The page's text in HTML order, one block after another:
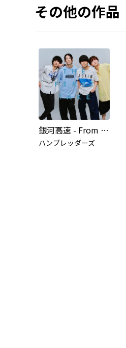
その他の作品
銀河高速 - From THE FIRST TAKE
ハンブレッダーズ